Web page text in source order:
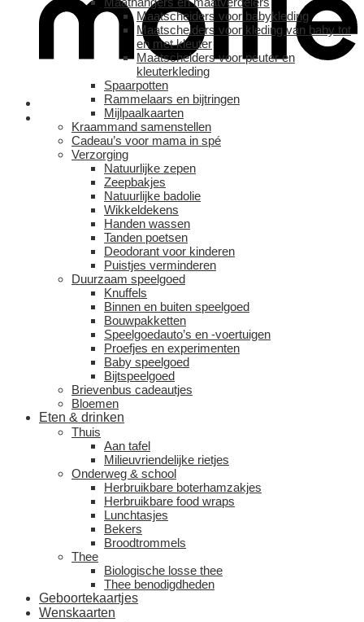
Maatscheiders voor babykleding
Maatscheiders voor kleding van baby tot
en met kleuter
Maatscheiders voor peuter en
kleuterkleding
Spaarpotten
Rammelaars en bijtringen
Mijlpaalkaarten
Kraammand samenstellen
Cadeau’s voor mama in spé
Verzorging
Natuurlijke zepen
Zeepbakjes
Natuurlijke badolie
Wikkeldekens
Handen wassen
Tanden poetsen
Deodorant voor kinderen
Puistjes verminderen
Duurzaam speelgoed
Knuffels
Binnen en buiten speelgoed
Bouwpakketten
Speelgoedauto’s en -voertuigen
Proefjes en experimenten
Baby speelgoed
Bijtspeelgoed
Brievenbus cadeautjes
Bloemen
Eten & drinken
Thuis
Aan tafel
Milieuvriendelijke rietjes
Onderweg & school
Herbruikbare boterhamzakjes
Herbruikbare food wraps
Lunchtasjes
Bekers
Broodtrommels
Thee
Biologische losse thee
Thee benodigdheden
Geboortekaartjes
Wenskaarten